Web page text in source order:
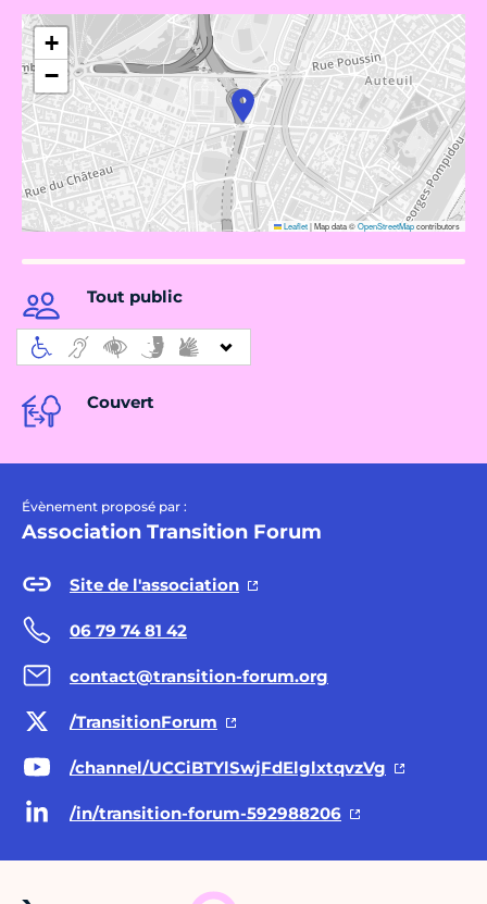
+
−
Leaflet|Map data ©OpenStreetMapcontributors
Tout public
Couvert
Évènement proposé par :
Association Transition Forum
Site de l'association
06 79 74 81 42
contact@transition-forum.org
/TransitionForum
/channel/UCCiBTYlSwjFdElglxtqvzVg
/in/transition-forum-592988206